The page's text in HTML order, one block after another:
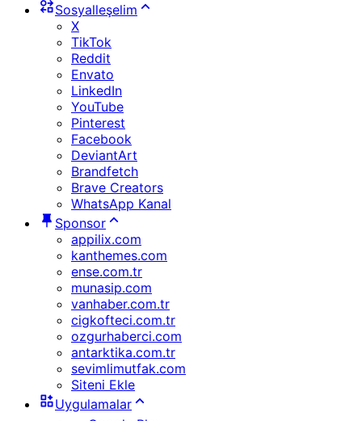
Sosyalleşelim
X
TikTok
Reddit
Envato
LinkedIn
YouTube
Pinterest
Facebook
DeviantArt
Brandfetch
Brave Creators
WhatsApp Kanal
Sponsor
appilix.com
kanthemes.com
ense.com.tr
munasip.com
vanhaber.com.tr
cigkofteci.com.tr
ozgurhaberci.com
antarktika.com.tr
sevimlimutfak.com
Siteni Ekle
Uygulamalar